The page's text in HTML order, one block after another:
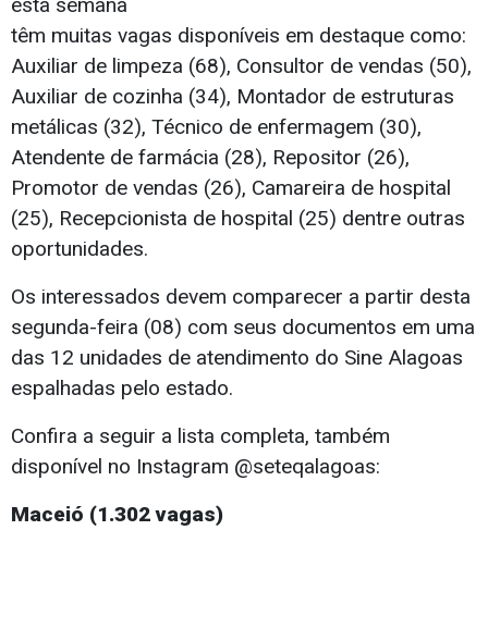
esta semana
têm muitas vagas disponíveis em destaque como:
Auxiliar de limpeza (68), Consultor de vendas (50),
Auxiliar de cozinha (34), Montador de estruturas
metálicas (32), Técnico de enfermagem (30),
Atendente de farmácia (28), Repositor (26),
Promotor de vendas (26), Camareira de hospital
(25), Recepcionista de hospital (25) dentre outras
oportunidades.
Os interessados devem comparecer a partir desta
segunda-feira (08) com seus documentos em uma
das 12 unidades de atendimento do Sine Alagoas
espalhadas pelo estado.
Confira a seguir a lista completa, também
disponível no Instagram @seteqalagoas:
Maceió (1.302 vagas)